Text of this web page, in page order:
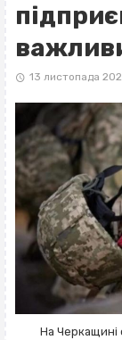
13 листопада
На Черкащині